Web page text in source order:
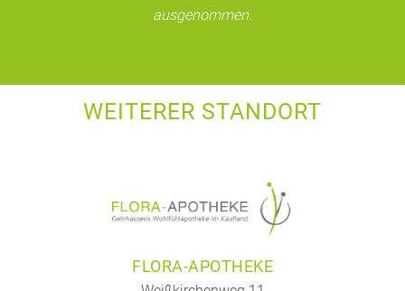
ausgenommen.
WEITERER STANDORT
FLORA-APOTHEKE